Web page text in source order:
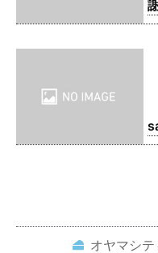
オヤマシテ